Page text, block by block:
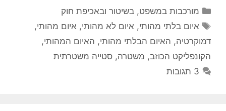
קטגוריות
מורכבות במשפט, בשיטור ובאכיפת חוק
תגיות
איום בלתי מהותי, איום לא מהותי, איום מהותי,
דמוקרטיה, האיום הבלתי מהותי, האיום המהותי,
הקונפליקט הכוזב, משטרה, סטייה משטרתית
3 תגובות